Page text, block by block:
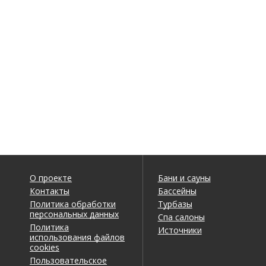
О проекте
Контакты
Политика обработки
персональных данных
Политика
использования файлов
cookies
Пользовательское
Бани и сауны
Бассейны
Турбазы
Спа салоны
Источники